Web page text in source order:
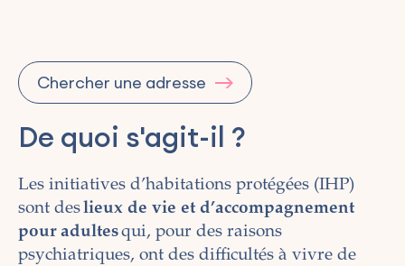
Chercher une adresse
De quoi s'agit-il ?
Les initiatives d’habitations protégées (IHP)
sont deslieux de vie et d’accompagnement
pour adultesqui, pour des raisons
psychiatriques, ont des difficultés à vivre de